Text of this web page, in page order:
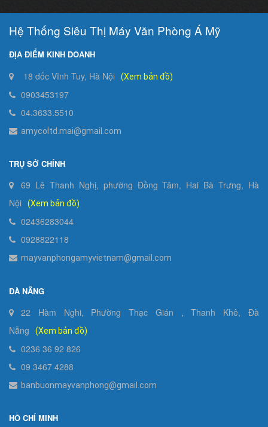
Hệ Thống Siêu Thị Máy Văn Phòng Á Mỹ
ĐỊA ĐIỂM KINH DOANH
18 dốc Vĩnh Tuy, Hà Nội (Xem bản đồ)
0903453197
04.3633.5510
amycoltd.mai@gmail.com
TRỤ SỞ CHÍNH
69 Lê Thanh Nghị, phường Đồng Tâm, Hai Bà Trưng, Hà
Nội
(Xem bản đồ)
02436283044
0928822118
mayvanphongamyvietnam@gmail.com
ĐÀ NẴNG
22 Hàm Nghi, Phường Thạc Gián , Thanh Khê, Đà
Nẵng
(Xem bản đồ)
0236 36 92 826
09 3467 4288
banbuonmayvanphong@gmail.com
HỒ CHÍ MINH